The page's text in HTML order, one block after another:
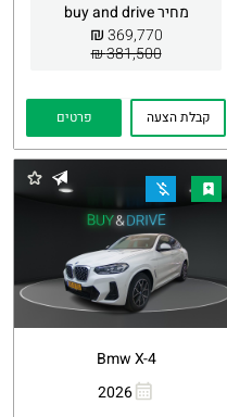
מחיר buy and drive
369,770
₪
381,500 ₪
קבלת הצעה פרטים
Bmw X-4
2026
Whatsapp